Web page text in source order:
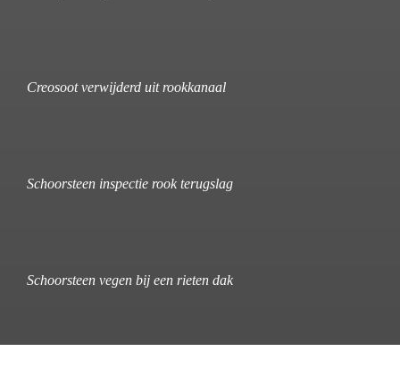
Creosoot verwijderd uit rookkanaal
Schoorsteen inspectie rook terugslag
Schoorsteen vegen bij een rieten dak